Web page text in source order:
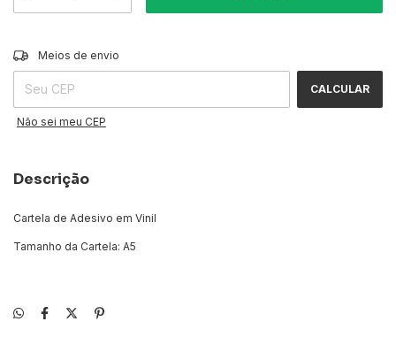
Entregas para o CEP:
Meios de envio
CALCULAR
Não sei meu CEP
Descrição
Cartela de Adesivo em Vinil
Tamanho da Cartela: A5